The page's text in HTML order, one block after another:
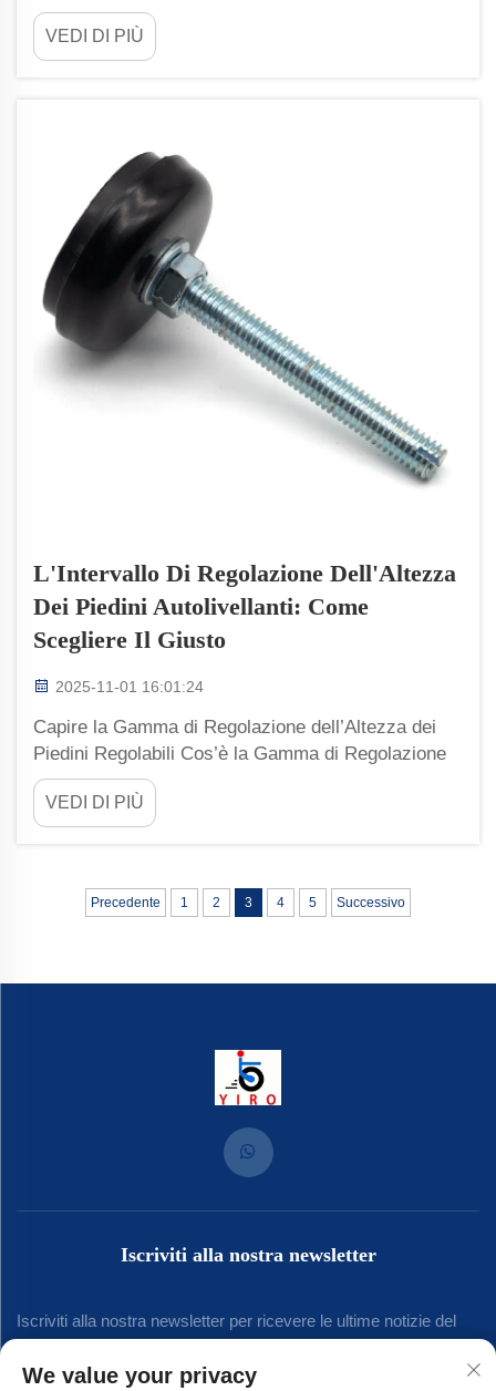
combinano davvero il meglio dei due mondi. Sono
fatte con un materiale speciale chiamato
poliuretano che si comporta un po' come la gomma
VEDI DI PIÙ
L'Intervallo Di Regolazione Dell'Altezza
Dei Piedini Autolivellanti: Come
Scegliere Il Giusto
2025-11-01 16:01:24
Capire la Gamma di Regolazione dell’Altezza dei
Piedini Regolabili Cos’è la Gamma di Regolazione
dell’Altezza nei Piedini Regolabili? Quando parliamo
di gamma di regolazione dell’altezza, ci riferiamo
essenzialmente a quanto in alto o in basso può
VEDI DI PIÙ
Precedente 1 2 3 4 5 Successivo
Iscriviti alla nostra newsletter
Iscriviti alla nostra newsletter per ricevere le ultime notizie del
We value your privacy